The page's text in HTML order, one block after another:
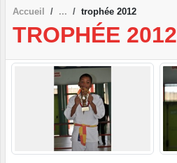
Accueil trophée 2012
TROPHÉE 2012